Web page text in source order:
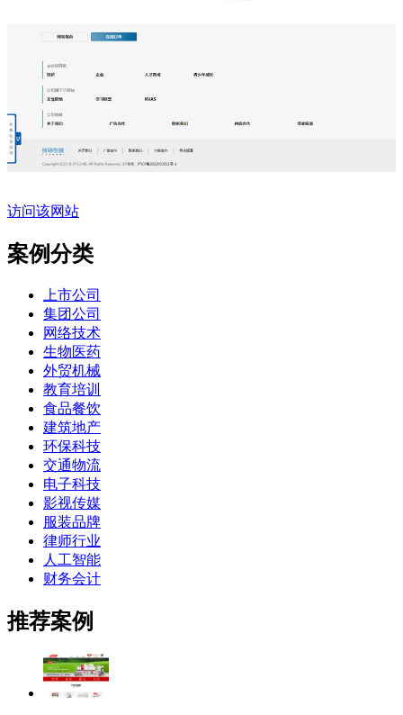
访问该网站
案例分类
上市公司
集团公司
网络技术
生物医药
外贸机械
教育培训
食品餐饮
建筑地产
环保科技
交通物流
电子科技
影视传媒
服装品牌
律师行业
人工智能
财务会计
推荐案例